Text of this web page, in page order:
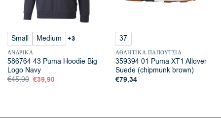
Small Medium +3
ΑΝΔΡΙΚΆ
586764 43 Puma Hoodie Big
Logo Navy
€45,00 Original
price
€39,90
37
ΑΘΛΗΤΙΚΆ ΠΑΠΟΎΤΣΙΑ
359394 01 Puma XT1 Allover
Suede (chipmunk brown)
€79,34